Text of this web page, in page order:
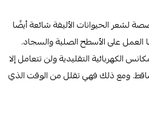
لشعر الحيوانات الأليفة شائعة أيضًا
العمل على الأسطح الصلبة والسجاد.
الكهربائية التقليدية ولن تتعامل إلا
ومع ذلك فهي تقلل من الوقت الذي